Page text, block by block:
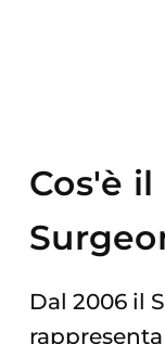
Cos'è il
Dal 2006 il